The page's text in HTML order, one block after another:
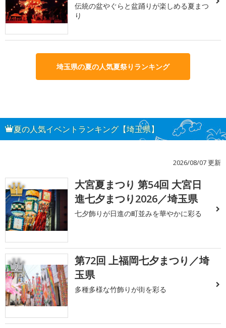
伝統の盆やぐらと盆踊りが楽しめる夏まつ
り
埼玉県の夏の人気夏祭りランキング
夏の人気イベントランキング【埼玉県】
2026/08/07 更新
1
大宮夏まつり 第54回 大宮日
進七夕まつり2026／埼玉県
七夕飾りが日進の町並みを華やかに彩る
2
第72回 上福岡七夕まつり／埼
玉県
多種多様な竹飾りが街を彩る